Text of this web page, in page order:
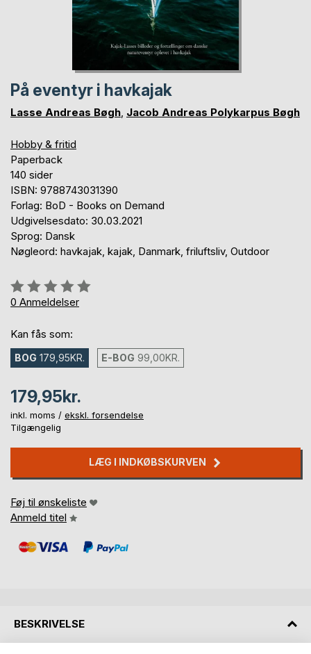
På eventyr i havkajak
Lasse Andreas Bøgh, Jacob Andreas Polykarpus Bøgh
Hobby & fritid
Paperback
140 sider
ISBN: 9788743031390
Forlag: BoD - Books on Demand
Udgivelsesdato: 30.03.2021
Sprog: Dansk
Nøgleord: havkajak, kajak, Danmark, friluftsliv, Outdoor
Anmeldelse::
0%
0 Anmeldelser
Kan fås som:
BOG 179,95KR. E-BOG 99,00KR.
179,95kr.
inkl. moms / ekskl. forsendelse
Tilgængelig
LÆG I INDKØBSKURVEN
Føj til ønskeliste
Anmeld titel
BESKRIVELSE